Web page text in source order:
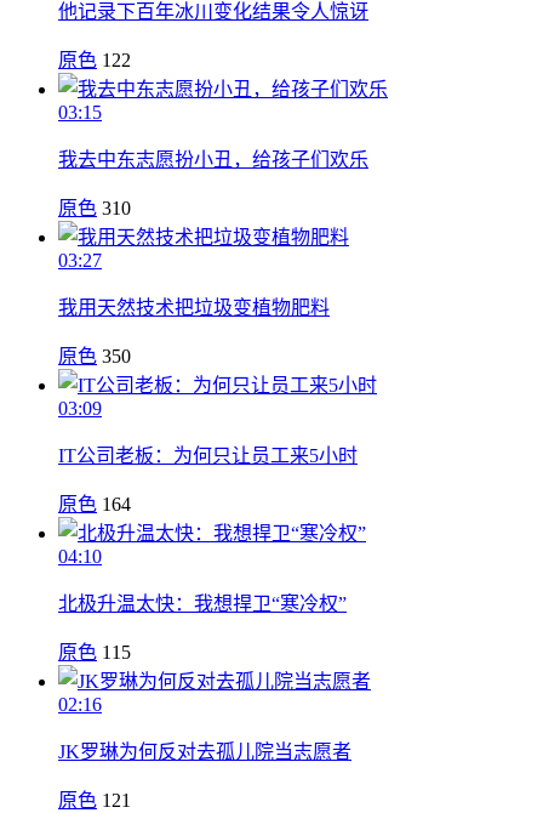
他记录下百年冰川变化结果令人惊讶
原色 122
03:15
我去中东志愿扮小丑，给孩子们欢乐
原色 310
03:27
我用天然技术把垃圾变植物肥料
原色 350
03:09
IT公司老板：为何只让员工来5小时
原色 164
04:10
北极升温太快：我想捍卫“寒冷权”
原色 115
02:16
JK罗琳为何反对去孤儿院当志愿者
原色 121